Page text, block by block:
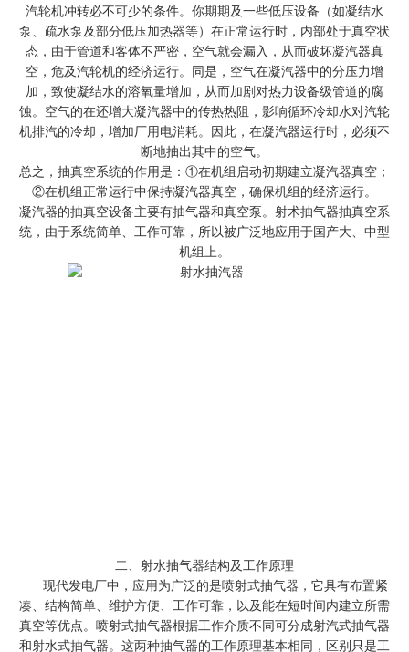
汽轮机冲转必不可少的条件。你期期及一些低压设备（如凝结水
泵、疏水泵及部分低压加热器等）在正常运行时，内部处于真空状
态，由于管道和客体不严密，空气就会漏入，从而破坏凝汽器真
空，危及汽轮机的经济运行。同是，空气在凝汽器中的分压力增
加，致使凝结水的溶氧量增加，从而加剧对热力设备级管道的腐
蚀。空气的在还增大凝汽器中的传热热阻，影响循环冷却水对汽轮
机排汽的冷却，增加厂用电消耗。因此，在凝汽器运行时，必须不
断地抽出其中的空气。
总之，抽真空系统的作用是：①在机组启动初期建立凝汽器真空；
②在机组正常运行中保持凝汽器真空，确保机组的经济运行。
凝汽器的抽真空设备主要有抽气器和真空泵。射术抽气器抽真空系
统，由于系统简单、工作可靠，所以被广泛地应用于国产大、中型
机组上。
二、射水抽气器结构及工作原理
现代发电厂中，应用为广泛的是喷射式抽气器，它具有布置紧
凑、结构简单、维护方便、工作可靠，以及能在短时间内建立所需
真空等优点。喷射式抽气器根据工作介质不同可分成射汽式抽气器
和射水式抽气器。这两种抽气器的工作原理基本相同，区别只是工